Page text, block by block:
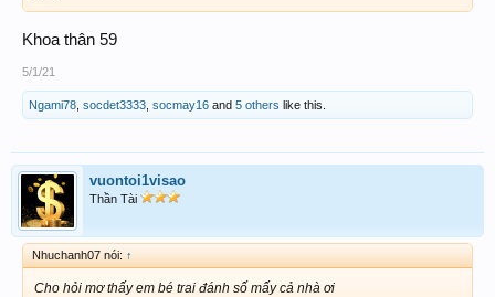
Khoa thân 59
5/1/21
Ngami78 socdet3333 socmay16 and 5 others like this.
vuontoi1visao
Thần Tài
Nhuchanh07 nói: ↑
Cho hỏi mơ thấy em bé trai đánh số mấy cả nhà ơi